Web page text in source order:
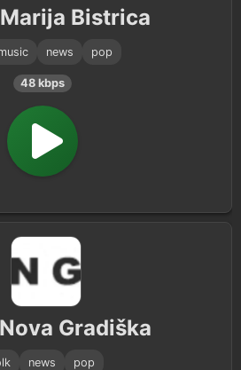
Bistrica
news pop
48 kbps
Gradiška
news pop